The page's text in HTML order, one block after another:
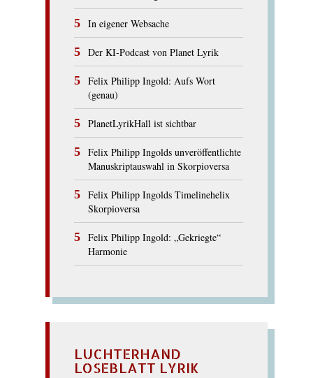
In eigener Websache
Der KI-Podcast von Planet Lyrik
Felix Philipp Ingold: Aufs Wort
(genau)
PlanetLyrikHall ist sichtbar
Felix Philipp Ingolds unveröffentlichte
Manuskriptauswahl in Skorpioversa
Felix Philipp Ingolds Timelinehelix
Skorpioversa
Felix Philipp Ingold: „Gekriegte“
Harmonie
LUCHTERHAND
LOSEBLATT LYRIK